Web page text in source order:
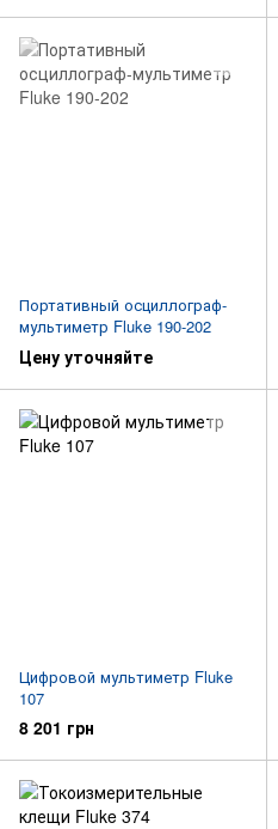
Портативный осциллограф-
мультиметр Fluke 190-202
Цену уточняйте
Цифровой мультиметр Fluke
107
8 201 грн